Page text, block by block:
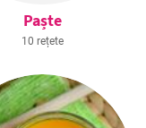
Paște
10 rețete